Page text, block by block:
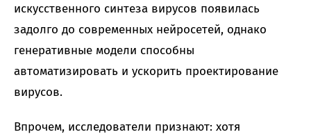
искусственного синтеза вирусов появилась
задолго до современных нейросетей, однако
генеративные модели способны
автоматизировать и ускорить проектирование
вирусов.
Впрочем, исследователи признают: хотя